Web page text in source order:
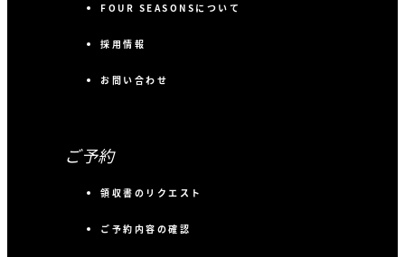
FOUR SEASONSについて
採用情報
お問い合わせ
ご予約
領収書のリクエスト
ご予約内容の確認